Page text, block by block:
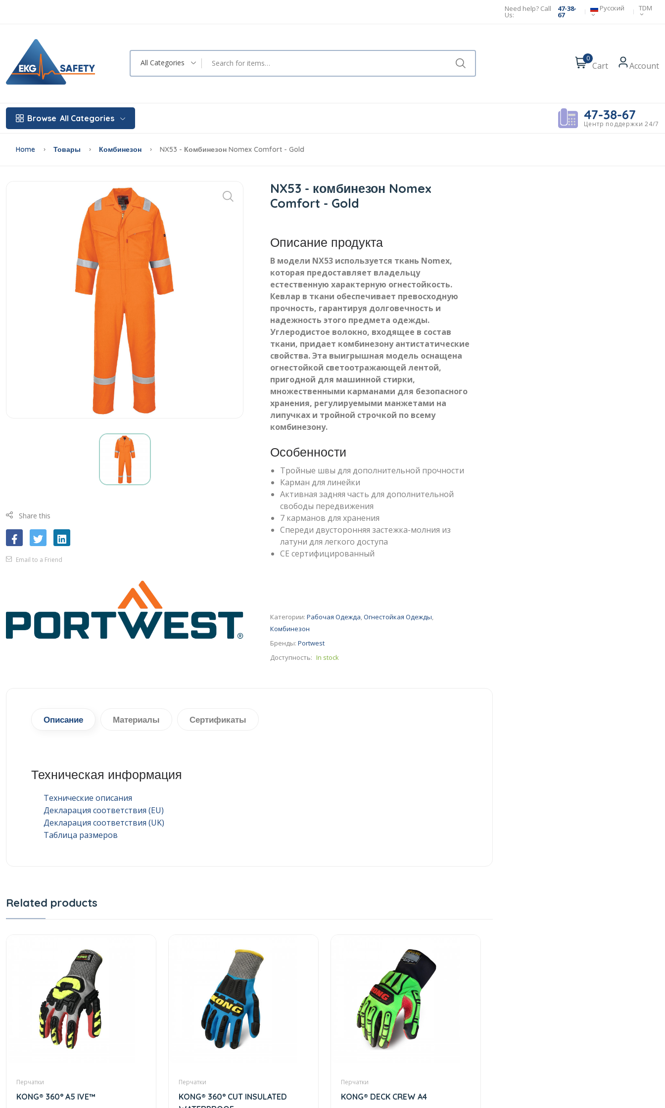
Need help? Call
Us:
47-38-
67
Русский TDM
All Categories 0
Cart Account
Browse All Categories 47-38-67
Центр поддержки 24/7
Home Товары Комбинезон NX53 - Комбинезон Nomex Comfort - Gold
Share this
Email to a Friend
NX53 - комбинезон Nomex
Comfort - Gold
Описание продукта
В модели NX53 используется ткань Nomex,
которая предоставляет владельцу
естественную характерную огнестойкость.
Кевлар в ткани обеспечивает превосходную
прочность, гарантируя долговечность и
надежность этого предмета одежды.
Углеродистое волокно, входящее в состав
ткани, придает комбинезону антистатические
свойства. Эта выигрышная модель оснащена
огнестойкой светоотражающей лентой,
пригодной для машинной стирки,
множественными карманами для безопасного
хранения, регулируемыми манжетами на
липучках и тройной строчкой по всему
комбинезону.
Особенности
Тройные швы для дополнительной прочности
Карман для линейки
Активная задняя часть для дополнительной
свободы передвижения
7 карманов для хранения
Спереди двусторонняя застежка-молния из
латуни для легкого доступа
CE сертифицированный
Категории: Рабочая Одежда,Огнестойкая Одежды,
Комбинезон
Бренды: Portwest
Доступность: In stock
Описание Материалы Сертификаты
Техническая информация
Технические описания
Декларация соответствия (EU)
Декларация соответствия (UK)
Таблица размеров
Related products
Перчатки
KONG® 360° A5 IVE™
Перчатки
KONG® 360° CUT INSULATED
Перчатки
KONG® DECK CREW A4